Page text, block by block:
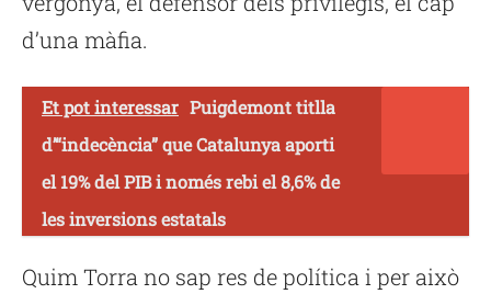
d’una màfia.
Et pot interessar Puigdemont titlla
d’“indecència” que Catalunya aporti
el 19% del PIB i només rebi el 8,6% de
les inversions estatals
Quim Torra no sap res de política i per això